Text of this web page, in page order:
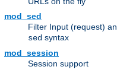
mod_sed
Filter Input (request)
sed syntax
mod_session
Session support